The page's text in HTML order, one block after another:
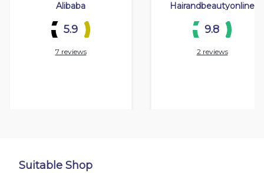
Suitable Shop
Alibaba
5.9
7 reviews
Hairandbeautyonline
9.8
2 reviews